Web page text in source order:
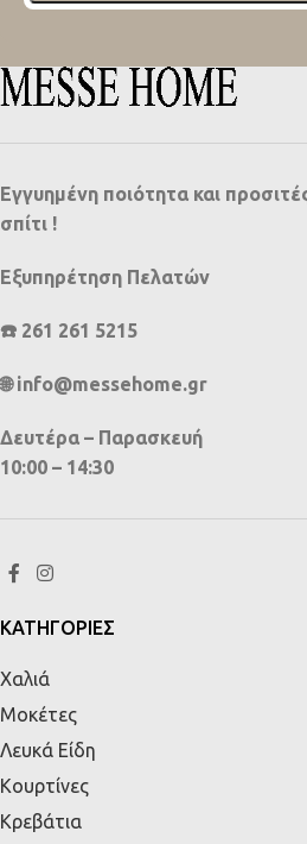
Εγγυημένη ποιότητα και
σπίτι !
Εξυπηρέτηση Πελατών
☎️ 261 261 5215
🌐 info@messehome.gr
Δευτέρα – Παρασκευή
10:00 – 14:30
ΚΑΤΗΓΟΡΙΕΣ
Χαλιά
Μοκέτες
Λευκά Είδη
Κουρτίνες
Κρεβάτια